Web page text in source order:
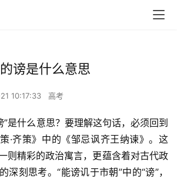
谤是什么意思
10:17:33 高考
齐策》中的《邹忌讽齐王纳谏》。这
则精彩的政治寓言，更蕴含着对古代政
深刻思考。“能谤讥于市朝”中的“谤”，